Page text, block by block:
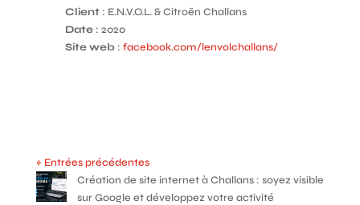
Client : E.N.V.O.L. & Citroën Challans
Date : 2020
Site web: facebook.com/lenvolchallans/
« Entrées précédentes
Création de site internet à Challans : soyez visible
sur Google et développez votre activité